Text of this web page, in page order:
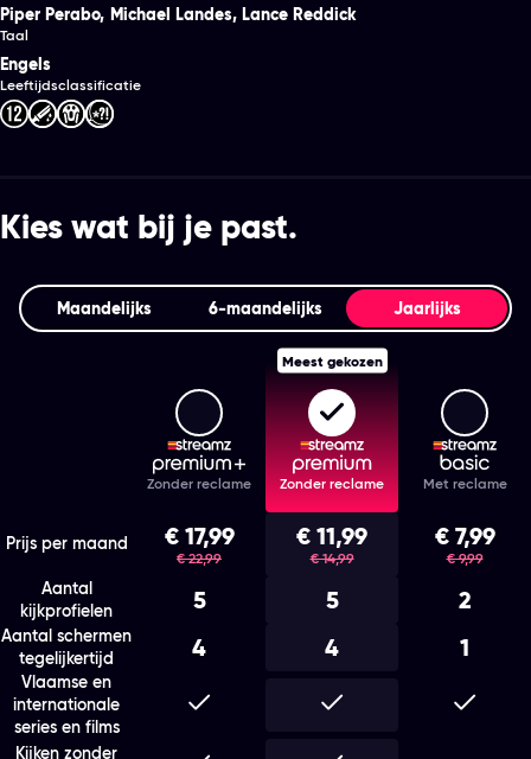
Piper Perabo, Michael Landes, Lance Reddick
Taal
Engels
Leeftijdsclassificatie
Kies wat bij je past.
Maandelijks 6‑maandelijks Jaarlijks
Kies het abonnement en de looptijd die bij je past
Streamz Premium+
Zonder reclame
Meest gekozen
Streamz Premium
Zonder reclame Met reclame
Prijs per maand € 17,99
was
€ 22,99
€ 11,99
was
€ 14,99
€ 7,99
was
€ 9,99
Aantal
kijkprofielen
5 5 2
Aantal schermen
tegelijkertijd
4 4 1
Vlaamse en
internationale
series en films
Inbegrepen Inbegrepen
Kijken zonder